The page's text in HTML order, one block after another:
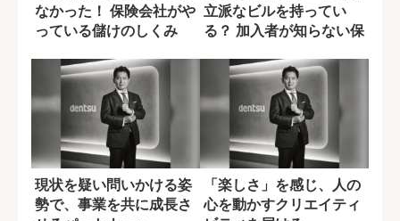
なかった！ 保険会社がや
っている儲けのしくみ
立派なビルを持ってい
る？ 加入者が知らない保
現状を疑い問いかける姿
勢で、事業を共に成長さ
「楽しさ」を感じ、人の
心を動かすクリエイティ